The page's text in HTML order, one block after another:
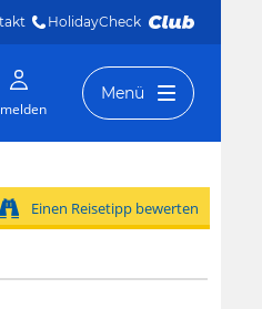
HolidayCheck
Menü
Einen Reisetipp bewerten